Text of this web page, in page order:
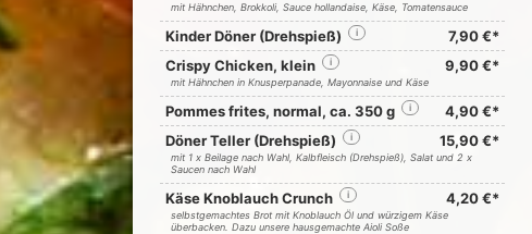
mit Hähnchen, Brokkoli, Sauce hollandaise, Käse, Tomatensauce
Kinder Döner (Drehspieß) i
7,90 €*
Crispy Chicken, klein
i 9,90 €*
mit Hähnchen in Knusperpanade, Mayonnaise und Käse
Pommes frites, normal, ca. 350 g i
4,90 €*
Döner Teller (Drehspieß)
i 15,90 €*
mit 1 x Beilage nach Wahl, Kalbfleisch (Drehspieß), Salat und 2 x
Saucen nach Wahl
Käse Knoblauch Crunch i 4,20 €*
selbstgemachtes Brot mit Knoblauch Öl und würzigem Käse
überbacken. Dazu unsere hausgemachte Aioli Soße